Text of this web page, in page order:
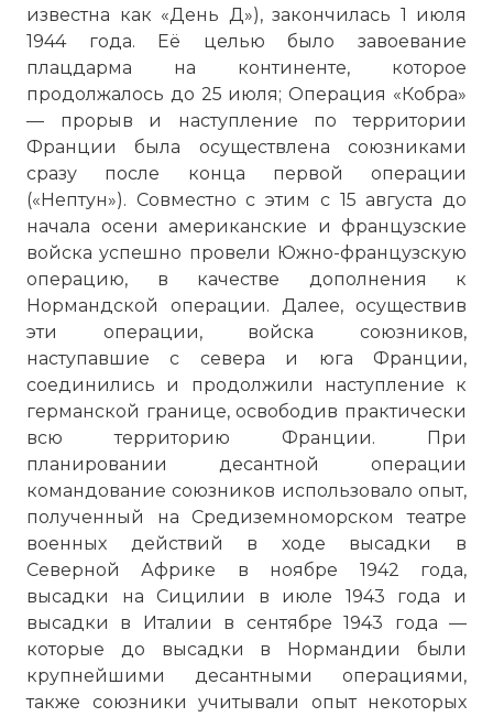
известна как «День Д»), закончилась 1 июля
1944 года. Её целью было завоевание
плацдарма на континенте, которое
продолжалось до 25 июля; Операция «Кобра»
— прорыв и наступление по территории
Франции была осуществлена союзниками
сразу после конца первой операции
(«Нептун»). Совместно с этим с 15 августа до
начала осени американские и французские
войска успешно провели Южно-французскую
операцию, в качестве дополнения к
Нормандской операции. Далее, осуществив
эти операции, войска союзников,
наступавшие с севера и юга Франции,
соединились и продолжили наступление к
германской границе, освободив практически
всю территорию Франции. При
планировании десантной операции
командование союзников использовало опыт,
полученный на Средиземноморском театре
военных действий в ходе высадки в
Северной Африке в ноябре 1942 года,
высадки на Сицилии в июле 1943 года и
высадки в Италии в сентябре 1943 года —
которые до высадки в Нормандии были
крупнейшими десантными операциями,
также союзники учитывали опыт некоторых